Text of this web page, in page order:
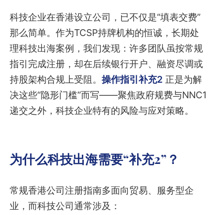
科技企业在香港设立公司，已不仅是“填表交费”
那么简单。作为TCSP持牌机构的恒诚，长期处
理科技出海案例，我们发现：许多团队虽按常规
指引完成注册，却在后续银行开户、融资尽调或
持股架构合规上受阻。 操作指引补充2 正是为解
决这些“隐形门槛”而写——聚焦政府规费与NNC1
递交之外，科技企业特有的风险与应对策略。
为什么科技出海需要“补充2”？
常规香港公司注册指南多面向贸易、服务型企
业，而科技公司通常涉及：